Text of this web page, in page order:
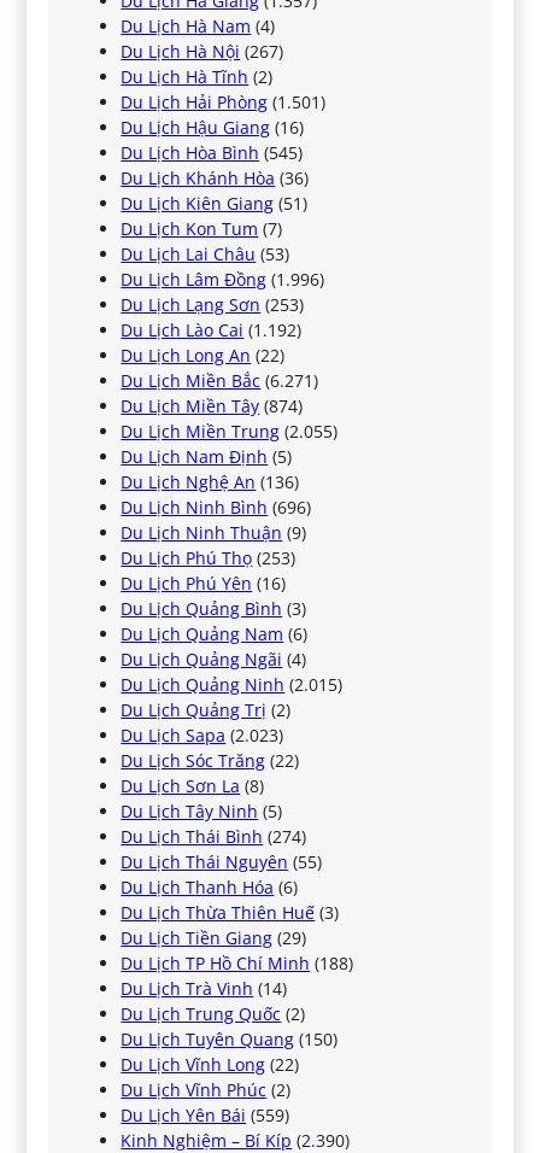
Du Lịch Hà Nam (4)
Du Lịch Hà Nội (267)
Du Lịch Hà Tĩnh (2)
Du Lịch Hải Phòng (1.501)
Du Lịch Hậu Giang (16)
Du Lịch Hòa Bình (545)
Du Lịch Khánh Hòa (36)
Du Lịch Kiên Giang (51)
Du Lịch Kon Tum (7)
Du Lịch Lai Châu (53)
Du Lịch Lâm Đồng (1.996)
Du Lịch Lạng Sơn (253)
Du Lịch Lào Cai (1.192)
Du Lịch Long An (22)
Du Lịch Miền Bắc (6.271)
Du Lịch Miền Tây (874)
Du Lịch Miền Trung (2.055)
Du Lịch Nam Định (5)
Du Lịch Nghệ An (136)
Du Lịch Ninh Bình (696)
Du Lịch Ninh Thuận (9)
Du Lịch Phú Thọ (253)
Du Lịch Phú Yên (16)
Du Lịch Quảng Bình (3)
Du Lịch Quảng Nam (6)
Du Lịch Quảng Ngãi (4)
Du Lịch Quảng Ninh (2.015)
Du Lịch Quảng Trị (2)
Du Lịch Sapa (2.023)
Du Lịch Sóc Trăng (22)
Du Lịch Sơn La (8)
Du Lịch Tây Ninh (5)
Du Lịch Thái Bình (274)
Du Lịch Thái Nguyên (55)
Du Lịch Thanh Hóa (6)
Du Lịch Thừa Thiên Huế (3)
Du Lịch Tiền Giang (29)
Du Lịch TP Hồ Chí Minh (188)
Du Lịch Trà Vinh (14)
Du Lịch Trung Quốc (2)
Du Lịch Tuyên Quang (150)
Du Lịch Vĩnh Long (22)
Du Lịch Vĩnh Phúc (2)
Du Lịch Yên Bái (559)
Kinh Nghiệm – Bí Kíp (2.390)